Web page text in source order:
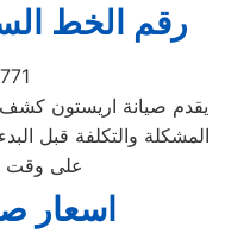
رقم الخط
يقدم صيانة اريستون كشف
المشكلة والتكلفة قبل
على وقت
اسعار